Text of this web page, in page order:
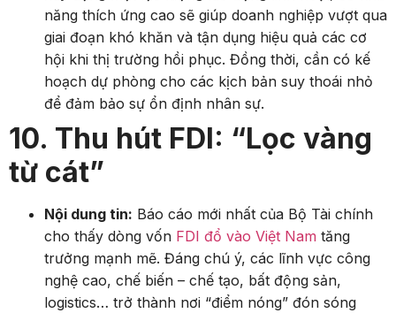
năng thích ứng cao sẽ giúp doanh nghiệp vượt qua
giai đoạn khó khăn và tận dụng hiệu quả các cơ
hội khi thị trường hồi phục. Đồng thời, cần có kế
hoạch dự phòng cho các kịch bản suy thoái nhỏ
để đảm bảo sự ổn định nhân sự.
10. Thu hút FDI: “Lọc vàng
từ cát”
Nội dung tin: Báo cáo mới nhất của Bộ Tài chính
cho thấy dòng vốn FDI đổ vào Việt Nam tăng
trưởng mạnh mẽ. Đáng chú ý, các lĩnh vực công
nghệ cao, chế biến – chế tạo, bất động sản,
logistics… trở thành nơi “điểm nóng” đón sóng